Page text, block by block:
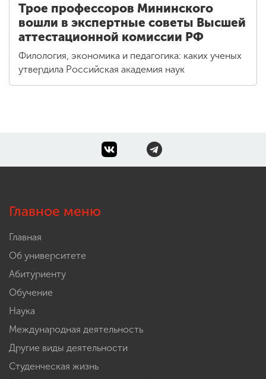
Трое профессоров Мининского
вошли в экспертные советы Высшей
аттестационной комиссии РФ
Филология, экономика и педагогика: каких ученых
утвердила Российская академия наук
Главное меню
Главная
Об университете
Абитуриенту
Обучение
Наука
Международная деятельность
Другие виды деятельности
Студенческая жизнь